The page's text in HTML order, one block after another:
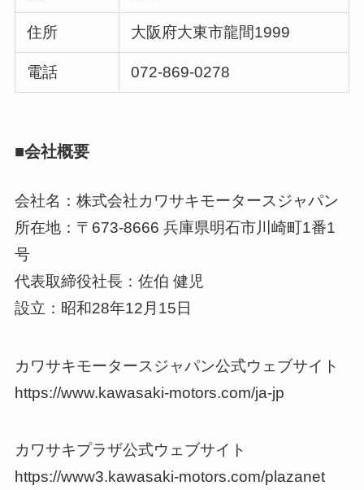
住所 大阪府大東市龍間1999
電話 072-869-0278
■会社概要
会社名：株式会社カワサキモータースジャパン
所在地：〒673-8666 兵庫県明石市川崎町1番1
号
代表取締役社長：佐伯 健児
設立：昭和28年12月15日
カワサキモータースジャパン公式ウェブサイト
https://www.kawasaki-motors.com/ja-jp
カワサキプラザ公式ウェブサイト
https://www3.kawasaki-motors.com/plazanet